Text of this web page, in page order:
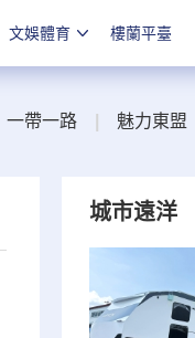
文娛體育 樓蘭平臺
一帶一路 魅力東盟
城市遠洋